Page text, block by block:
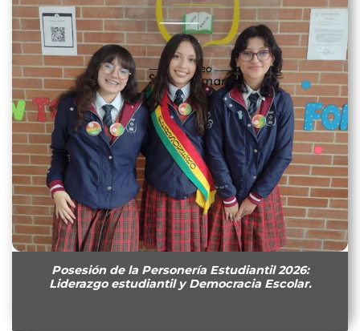
Posesión de la Personería Estudiantil 2026:
Liderazgo estudiantil y Democracia Escolar.